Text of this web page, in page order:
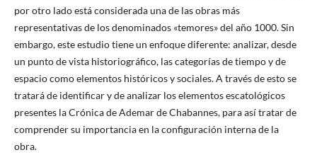
por otro lado está considerada una de las obras más
representativas de los denominados «temores» del año 1000. Sin
embargo, este estudio tiene un enfoque diferente: analizar, desde
un punto de vista historiográfico, las categorías de tiempo y de
espacio como elementos históricos y sociales. A través de esto se
tratará de identificar y de analizar los elementos escatológicos
presentes la Crónica de Ademar de Chabannes, para así tratar de
comprender su importancia en la configuración interna de la
obra.